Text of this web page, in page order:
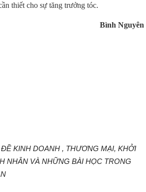
thiết cho sự tăng trưởng tóc.
Bình Nguyên
KINH DOANH , THƯƠNG MẠI, KHỞI
NHÂN VÀ NHỮNG BÀI HỌC TRONG